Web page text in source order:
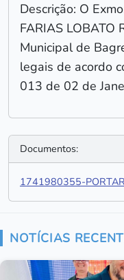
Descrição: O
FARIAS LOBATO
Municipal de
legais de acordo
013 de 02 de
Documentos:
1741980355-
NOTÍCIAS